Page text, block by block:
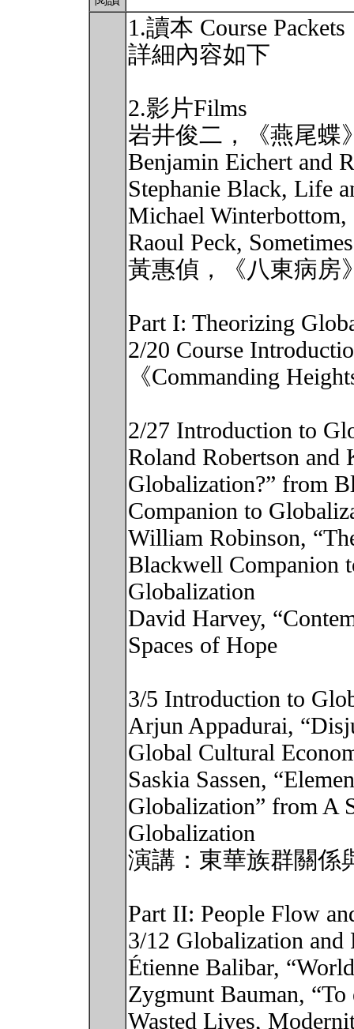
1.讀本 Course Packets
詳細內容如下
2.影片Films
岩井俊二，《燕尾蝶
Benjamin Eichert and
Stephanie Black, Life
Michael
Raoul Peck,
黃惠偵，《八東病房
Part I: Theorizing
2/20 Course
《Commanding
2/27 Introduction to
Roland Robertson and
Globalization?” from
Companion to
William Robinson,
Blackwell Companion
Globalization
David Harvey,
Spaces of Hope
3/5 Introduction to
Arjun Appadurai,
Global Cultural
Saskia Sassen,
Globalization” from A
Globalization
演講：東華族群關係
Part II: People Flow
3/12 Globalization
Étienne Balibar,
Zygmunt Bauman,
Wasted Lives,